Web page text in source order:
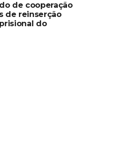
de cooperação
de reinserção
do